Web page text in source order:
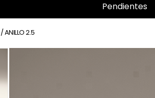
Pendientes
ANILLO 2.5